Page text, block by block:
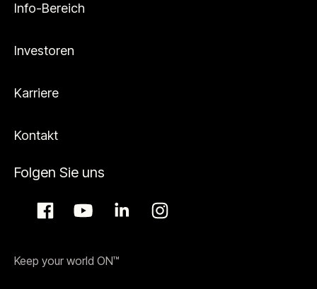
Info-Bereich
Investoren
Karriere
Kontakt
Folgen Sie uns
Keep your world ON™